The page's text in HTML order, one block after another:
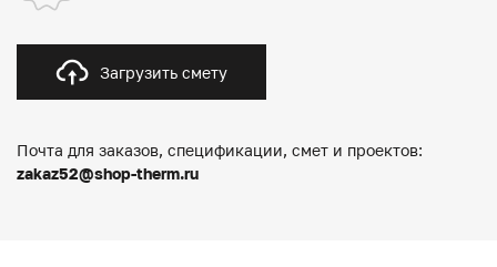
Загрузить смету
Почта для заказов, спецификации, смет и проектов:
zakaz52@shop-therm.ru